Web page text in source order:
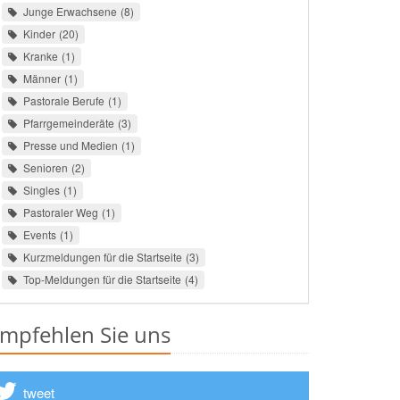
Junge Erwachsene 8
Kinder 20
Kranke 1
Männer 1
Pastorale Berufe 1
Pfarrgemeinderäte 3
Presse und Medien 1
Senioren 2
Singles 1
Pastoraler Weg 1
Events 1
Kurzmeldungen für die Startseite 3
Top-Meldungen für die Startseite 4
Sie uns
tweet